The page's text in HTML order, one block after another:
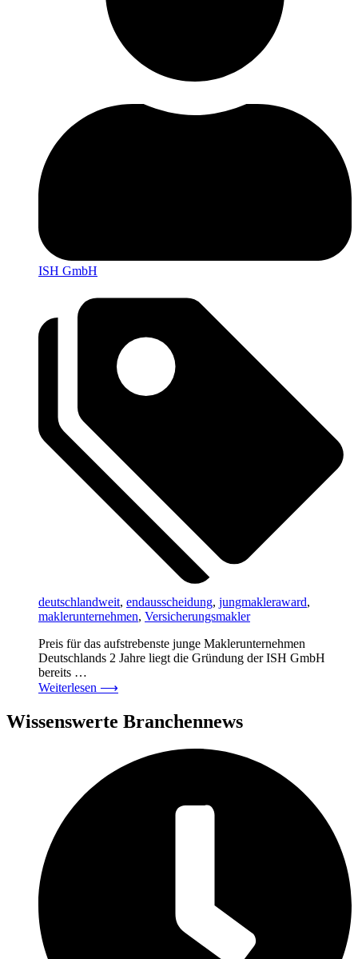
ISH GmbH
deutschlandweit, endausscheidung, jungmakleraward,
maklerunternehmen, Versicherungsmakler
Preis für das aufstrebenste junge Maklerunternehmen
Deutschlands 2 Jahre liegt die Gründung der ISH GmbH
bereits …
Weiterlesen ⟶
Wissenswerte Branchennews